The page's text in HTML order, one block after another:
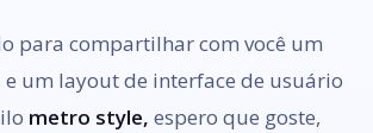
para compartilhar com você um
e um layout de interface de usuário
metro style, espero que goste,